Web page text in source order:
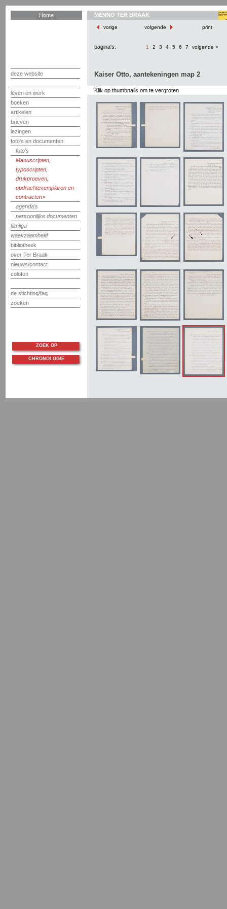
Home
deze website
leven en werk
boeken
artikelen
brieven
lezingen
foto's en documenten
foto's
Manuscripten,
typoscripten,
drukproeven,
opdrachtexemplaren en
contracten
agenda's
persoonlijke documenten
filmliga
waakzaamheid
bibliotheek
over Ter Braak
nieuws/contact
colofon
de stichting/faq
zoeken
MENNO TER BRAAK
vorige volgende print
pagina's: 1 2 3 4 5 6 7 volgende >
Kaiser Otto, aantekeningen map 2
Klik op thumbnails om te vergroten
ZOEK OP
CHRONOLOGIE